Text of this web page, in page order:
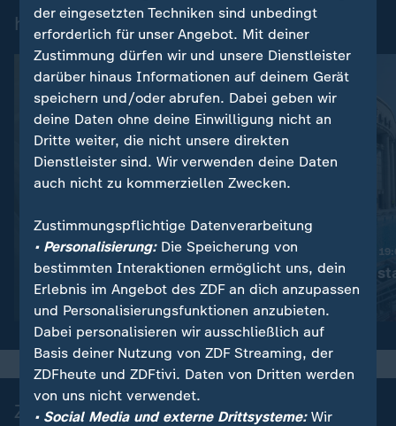
heute 19:00 Uhr: Einzelbeiträge
Nachrichten | heute 19:00 Uhr:
Trotz Krieg:
Leihmutterschaft in der
Ukraine
Nachrichten | heute
Schwimmbad
Video
Zuletzt auf ZDFheute veröffentlicht
der eingesetzten Techniken sind unbedingt
erforderlich für unser Angebot. Mit deiner
Zustimmung dürfen wir und unsere Dienstleister
darüber hinaus Informationen auf deinem Gerät
speichern und/oder abrufen. Dabei geben wir
deine Daten ohne deine Einwilligung nicht an
Dritte weiter, die nicht unsere direkten
Dienstleister sind. Wir verwenden deine Daten
auch nicht zu kommerziellen Zwecken.
Zustimmungspflichtige Datenverarbeitung
• Personalisierung:Die Speicherung von
bestimmten Interaktionen ermöglicht uns, dein
Erlebnis im Angebot des ZDF an dich anzupassen
und Personalisierungsfunktionen anzubieten.
Dabei personalisieren wir ausschließlich auf
Basis deiner Nutzung von ZDF Streaming, der
ZDFheute und ZDFtivi. Daten von Dritten werden
von uns nicht verwendet.
• Social Media und externe Drittsysteme:Wir